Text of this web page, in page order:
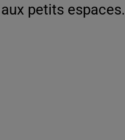
petits espaces.